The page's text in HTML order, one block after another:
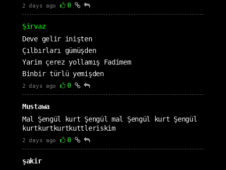
2 days ago 0
Şirvaz
Deve gelir inişten
Çılbırları gümüşden
Yarim çerez yollamış Fadimem
Binbir türlü yemişden
2 days ago 0
Mustawa
Mal Şengül kurt Şengül mal Şengül kurt Şengül
kurtkurtkurtkuttleriskim
2 days ago 0
şakir